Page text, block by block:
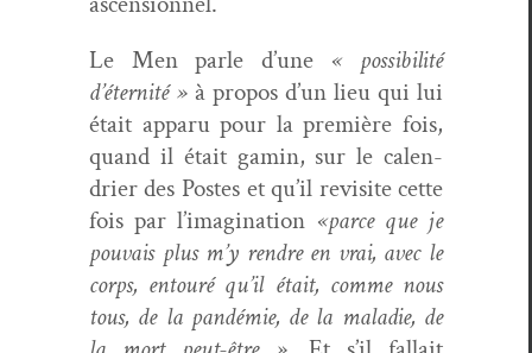
Le Men par­le d’une « pos­si­bil­ité
d’éternité » à pro­pos d’un lieu qui lui
était apparu pour la pre­mière fois,
quand il était gamin, sur le cal­en­
dri­er des Postes et qu’il revis­ite cette
fois par l’imagination «parce que je
pou­vais plus m’y ren­dre en vrai, avec le
corps, entouré qu’il était, comme nous
tous, de la pandémie, de la mal­adie, de